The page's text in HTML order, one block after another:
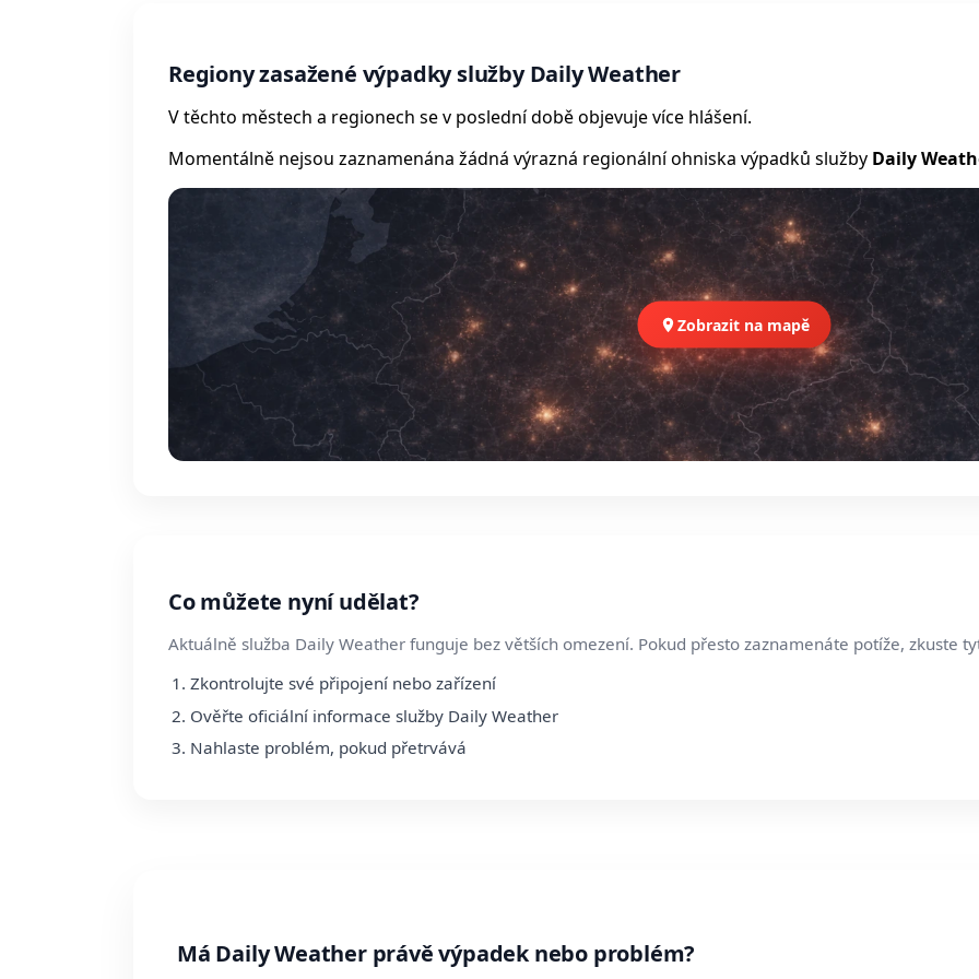
Regiony zasažené výpadky služby Daily Weather
V těchto městech a regionech se v poslední době objevuje více hlášení.
Momentálně nejsou zaznamenána žádná výrazná regionální ohniska výpadků služby Daily
Zobrazit na mapě
Co můžete nyní udělat?
Aktuálně služba Daily Weather funguje bez větších omezení. Pokud přesto zaznamenáte potíže, zkuste
Zkontrolujte své připojení nebo zařízení
Ověřte oficiální informace služby Daily Weather
Nahlaste problém, pokud přetrvává
Má Daily Weather právě výpadek nebo problém?